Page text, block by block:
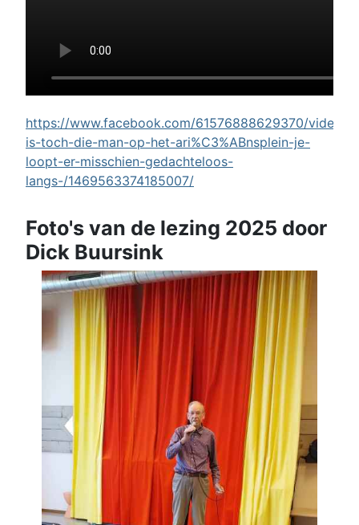
https://www.facebook.com/61576888629370/videos/
is-toch-die-man-op-het-ari%C3%ABnsplein-je-
loopt-er-misschien-gedachteloos-
langs-/1469563374185007/
Foto's van de lezing 2025 door
Dick Buursink